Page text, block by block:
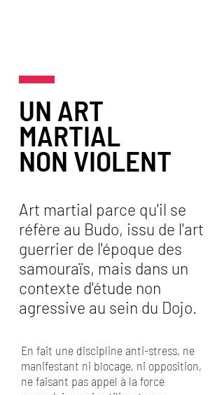
UN ART
MARTIAL
NON VIOLENT
Art martial parce qu'il se
réfère au Budo, issu de l'art
guerrier de l'époque des
samouraïs, mais dans un
contexte d'étude non
agressive au sein du Dojo.
En fait une discipline anti-stress, ne
manifestant ni blocage, ni opposition,
ne faisant pas appel à la force